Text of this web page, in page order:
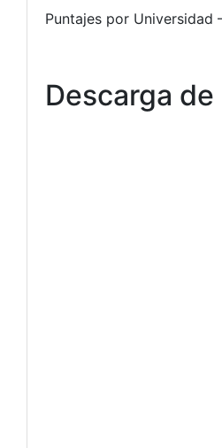
Puntajes por Universidad
Descarga